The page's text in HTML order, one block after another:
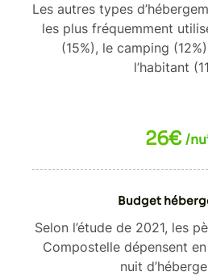
Les autres types
les plus fréquemment
(15%), le camping
l’habitant
26€/
Budget
Selon l’étude de 2021, les
Compostelle dépensent
nuit